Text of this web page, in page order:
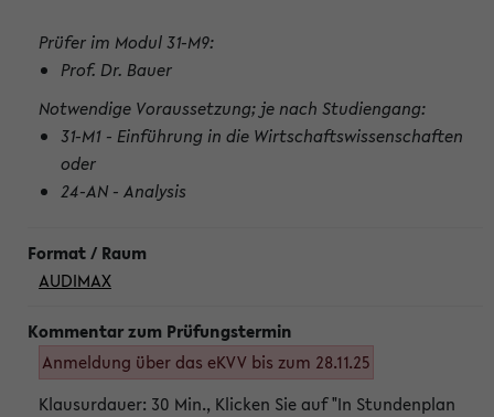
Prüfer im Modul 31-M9:
Prof. Dr. Bauer
Notwendige Voraussetzung; je nach Studiengang:
31-M1 - Einführung in die Wirtschaftswissenschaften
oder
24-AN - Analysis
AUDIMAX
Anmeldung über das eKVV bis zum 28.11.25
Klausurdauer: 30 Min., Klicken Sie auf "In Stundenplan